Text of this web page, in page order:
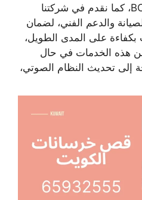
JPL وسماعات سقف BOSE، كما نقدم في شركتنا
والدعم الفني، لضمان
على المدى الطويل،
من هذه الخدمات في حال
إلى تحديث النظام الصوتي،